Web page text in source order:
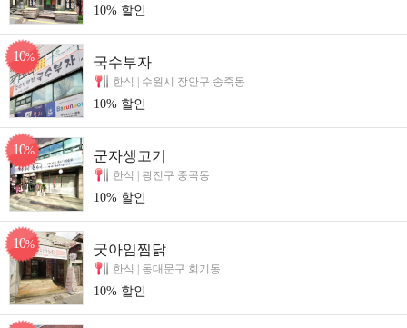
10% 할인
10% 국수부자
한식 | 수원시 장안구 송죽동
10% 할인
10% 군자생고기
한식 | 광진구 중곡동
10% 할인
10% 굿아임찜닭
한식 | 동대문구 회기동
10% 할인